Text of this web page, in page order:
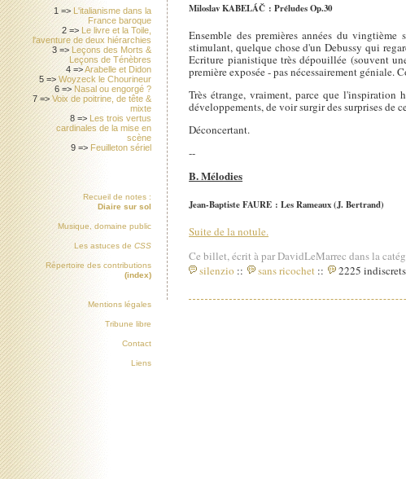
Miloslav KABELÁČ : Préludes Op.30
Ensemble des premières années du
stimulant, quelque chose d'un Debussy qui
Ecriture pianistique très dépouillée (souvent
première exposée - pas nécessairement géniale.
Très étrange, vraiment, parce que l'inspiration
développements, de voir surgir des surprises de
Déconcertant.
--
B. Mélodies
Jean-Baptiste FAURE : Les Rameaux (J. Bertrand)
Suite de la notule.
Ce billet, écrit à par DavidLeMarrec dans la
silenzio :: sans ricochet :: 2225 indiscrets
1 => L'italianisme dans la
France baroque
2 => Le livre et la Toile,
l'aventure de deux hiérarchies
3 => Leçons des Morts &
Leçons de Ténèbres
4 =>Arabelle et Didon
5 =>Woyzeck le Chourineur
6 => Nasal ou engorgé ?
7 =>Voix de poitrine, de tête &
mixte
8 => Les trois vertus
cardinales de la mise en
scène
9 => Feuilleton sériel
Recueil de notes :
Diaire sur sol
Musique, domaine public
Les astuces de CSS
Répertoire des contributions
(index)
Mentions légales
Tribune libre
Contact
Liens